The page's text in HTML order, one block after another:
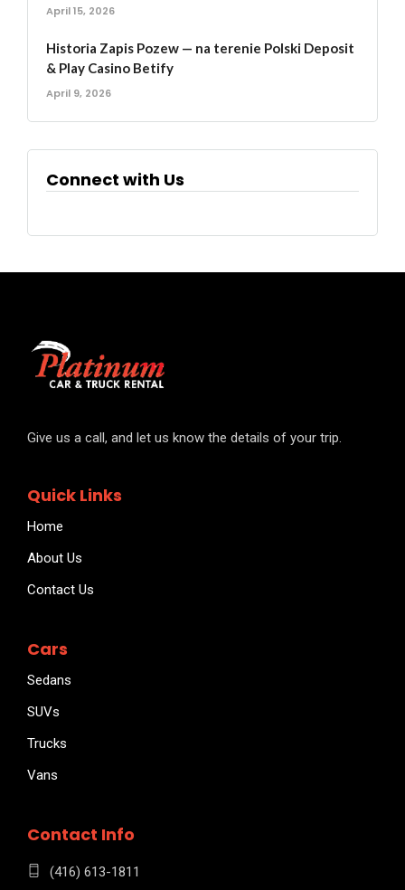
April 15, 2026
Historia Zapis Pozew — na terenie Polski Deposit
& Play Casino Betify
April 9, 2026
Connect with Us
Give us a call, and let us know the details of your trip.
Quick Links
Home
About Us
Contact Us
Cars
Sedans
SUVs
Trucks
Vans
Contact Info
(416) 613-1811